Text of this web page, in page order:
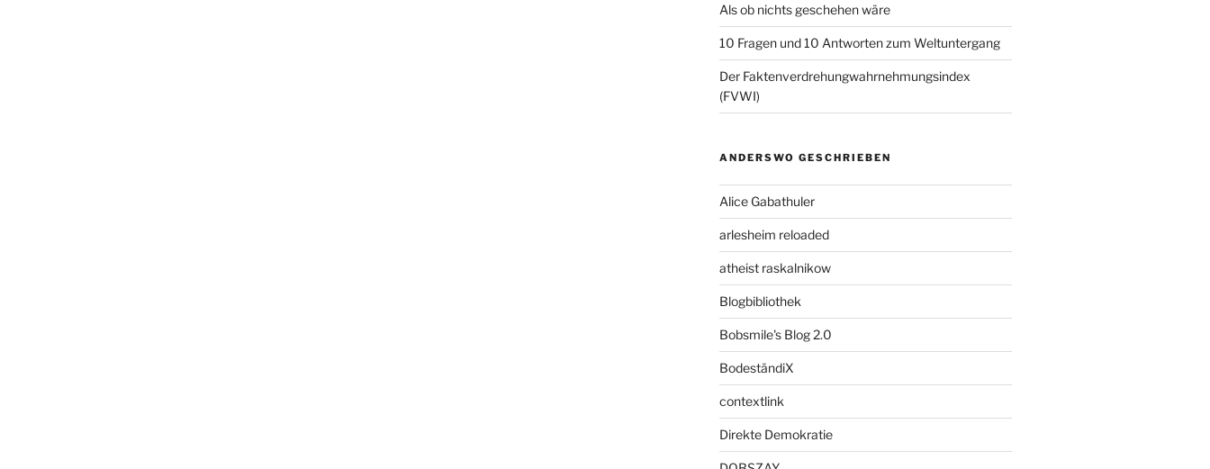
Als ob nichts geschehen wäre
10 Fragen und 10 Antworten zum Weltuntergang
Der Faktenverdrehungwahrnehmungsindex
(FVWI)
ANDERSWO GESCHRIEBEN
Alice Gabathuler
arlesheim reloaded
atheist raskalnikow
Blogbibliothek
Bobsmile's Blog 2.0
BodeständiX
contextlink
Direkte Demokratie